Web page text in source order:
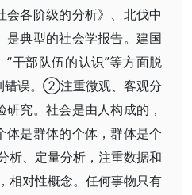
会各阶级的分析》、北伐中
是典型的社会学报告。建国
“干部队伍的认识”等方面脱
错误。②注重微观、客观分
究。社会是由人构成的，
体是群体的个体，群体是个
、定量分析，注重数据和
对性概念。任何事物只有